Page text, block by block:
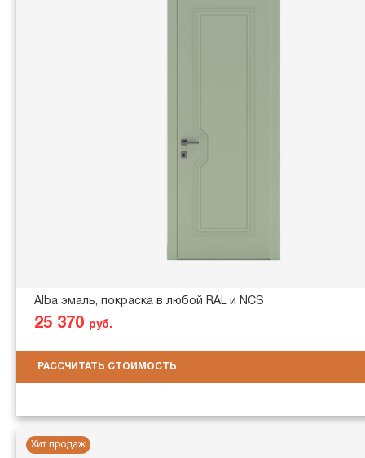
Alba эмаль, покраска в любой RAL и NCS
25 370 руб.
РАССЧИТАТЬ СТОИМОСТЬ
Хит продаж